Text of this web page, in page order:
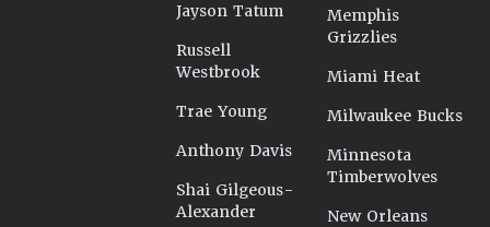
Jayson Tatum
Russell
Westbrook
Trae Young
Anthony Davis
Shai Gilgeous-
Alexander
Memphis
Grizzlies
Miami Heat
Milwaukee Bucks
Minnesota
Timberwolves
New Orleans